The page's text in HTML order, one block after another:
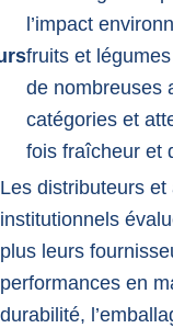
l’impact
fruits et
de nombreuses
catégories et
fois fraîcheur et
Les distributeurs et
institutionnels
plus leurs
performances en
durabilité,